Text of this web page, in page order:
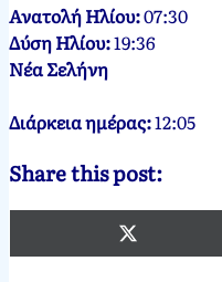
Ανατολή Ηλίου:07:30
Δύση Ηλίου:19:36
Νέα Σελήνη
Διάρκεια ημέρας:12:05
Share this post:
X
(Twitter)